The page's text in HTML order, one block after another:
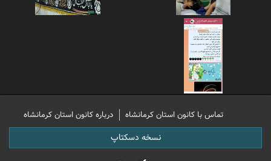
تماس با کانون استان کرمانشاه درباره کانون استان کرمانشاه
نسخه دسکتاپ